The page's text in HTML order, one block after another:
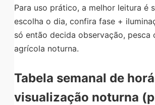
Para uso prático, a melhor leitura é
escolha o dia, confira fase +
só então decida observação, pesca
agrícola noturna.
Tabela semanal de
visualização noturna